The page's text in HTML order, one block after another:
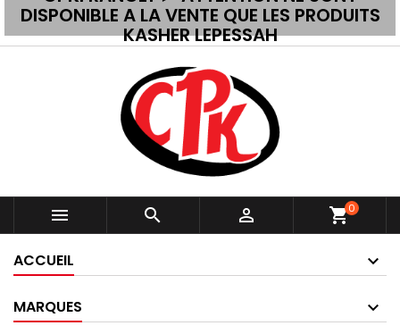
DISPONIBLE A LA VENTE QUE LES PRODUITS
KASHER LEPESSAH
   shopping_cart0
ACCUEIL
MARQUES